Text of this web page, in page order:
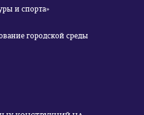
и спорта»
городской среды